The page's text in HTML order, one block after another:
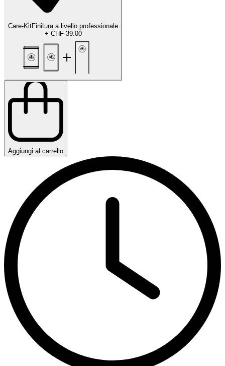
Care-KitFinitura a livello professionale
+ CHF 39.00
Aggiungi al carrello